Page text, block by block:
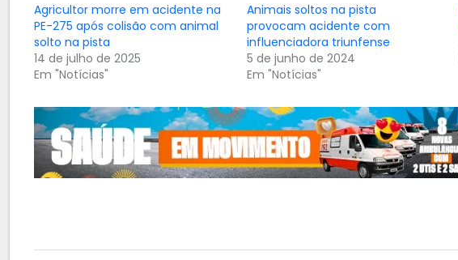
Agricultor morre em acidente na
PE-275 após colisão com animal
solto na pista
14 de julho de 2025
Em "Notícias"
Animais soltos na pista
provocam acidente com
influenciadora triunfense
5 de junho de 2024
Em "Notícias"